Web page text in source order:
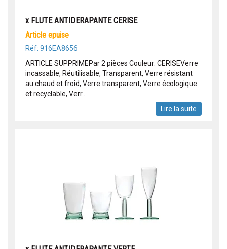
x FLUTE ANTIDERAPANTE CERISE
article epuise
Réf: 916EA8656
ARTICLE SUPPRIMEPar 2 pièces Couleur: CERISEVerre
incassable, Réutilisable, Transparent, Verre résistant
au chaud et froid, Verre transparent, Verre écologique
et recyclable, Verr...
Lire la suite